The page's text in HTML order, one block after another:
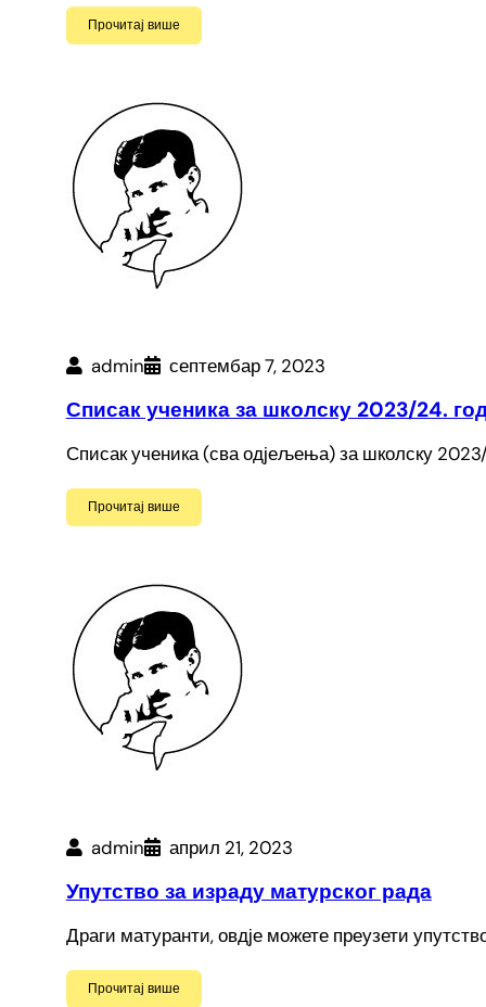
Прочитај више
admin септембар 7, 2023
Списак ученика за школску 2023/24.
Списак ученика (сва одјељења) за школску
Прочитај више
admin април 21, 2023
Упутство за израду матурског рада
Драги матуранти, овдје можете преузети
Прочитај више